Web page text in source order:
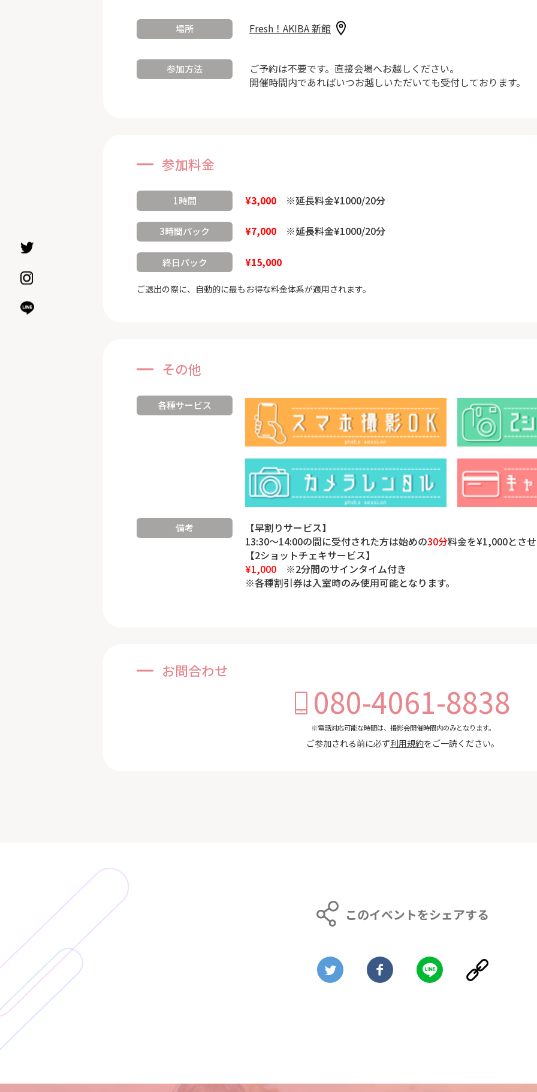
場所 Fresh！AKIBA 新館
参加方法
ご予約は不要です。直接会場へお越しください。
開催時間内であればいつお越しいただいても受付しております。
参加料金
1時間 ¥3,000 ※延長料金¥1000/20分
3時間パック ¥7,000 ※延長料金¥1000/20分
終日パック ¥15,000
ご退出の際に、自動的に最もお得な料金体系が適用されます。
その他
各種サービス
備考
【早割りサービス】
13:30～14:00の間に受付された方は始めの30分料金を¥1,000とさせ
【2ショットチェキサービス】
¥1,000 ※2分間のサインタイム付き
※各種割引券は入室時のみ使用可能となります。
お問合わせ
080-4061-8838
※電話対応可能な時間は、撮影会開催時間内のみとなります。
ご参加される前に必ず利用規約をご一読ください。
このイベントをシェアする